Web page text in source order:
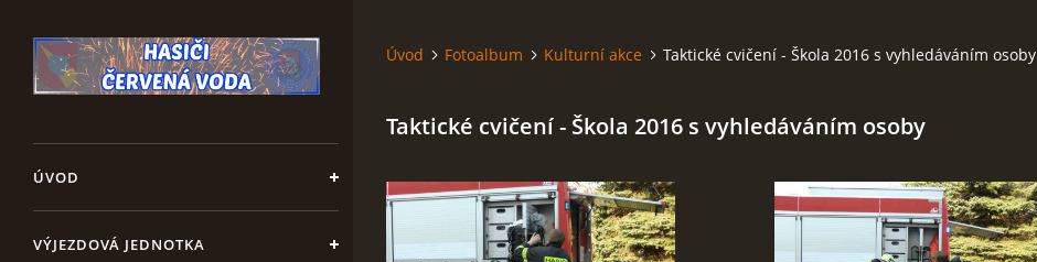
ÚVOD
VÝJEZDOVÁ JEDNOTKA
Úvod Fotoalbum Kulturní akce Taktické cvičení - Škola 2016 s vyhledáváním osoby
Taktické cvičení - Škola 2016 s vyhledáváním osoby